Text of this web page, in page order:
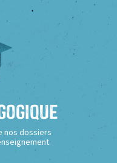
nos dossiers